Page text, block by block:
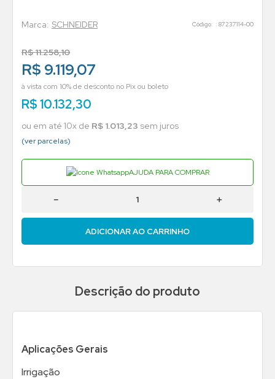
SCHNEIDER : 87237114-00
R$11.258,10
R$ 9.119,07
à vista com 10% de desconto no Pix ou boleto
R$10.132,30
ou em até 10x de R$ 1.013,23 sem juros
(ver parcelas)
AJUDA PARA COMPRAR
＋
－
ADICIONAR AO CARRINHO
Descrição do produto
Aplicações Gerais
Irrigação